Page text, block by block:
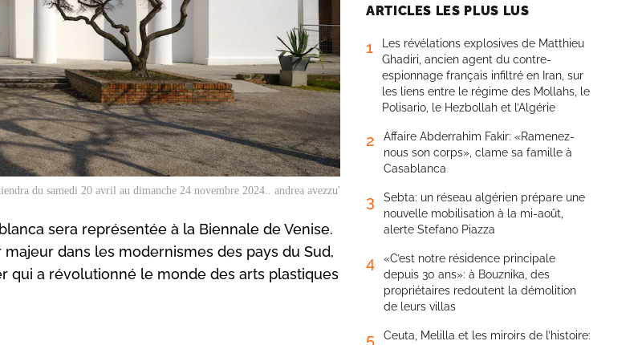
du samedi 20 avril au dimanche 24 novembre 2024.. andrea avezzu'
sera représentée à la Biennale de Venise.
dans les modernismes des pays du Sud,
qui a révolutionné le monde des arts plastiques
ARTICLES LES PLUS LUS
1
Les révélations explosives de Matthieu
Ghadiri, ancien agent du contre-
espionnage français infiltré en Iran, sur
les liens entre le régime des Mollahs, le
Polisario, le Hezbollah et l’Algérie
2
Affaire Abderrahim Fakir: «Ramenez-
nous son corps», clame sa famille à
Casablanca
3
Sebta: un réseau algérien prépare une
nouvelle mobilisation à la mi-août,
alerte Stefano Piazza
4
«C’est notre résidence principale
depuis 30 ans»: à Bouznika, des
propriétaires redoutent la démolition
de leurs villas
5
Ceuta, Melilla et les miroirs de l’histoire: